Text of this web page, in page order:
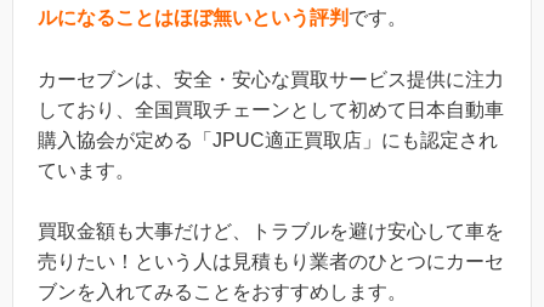
ルになることはほぼ無いという評判 です。
カーセブンは、安全・安心な買取サービス提供に注力
しており、全国買取チェーンとして初めて日本自動車
購入協会が定める「JPUC適正買取店」にも認定され
ています。
買取金額も大事だけど、トラブルを避け安心して車を
売りたい！という人は見積もり業者のひとつにカーセ
ブンを入れてみることをおすすめします。